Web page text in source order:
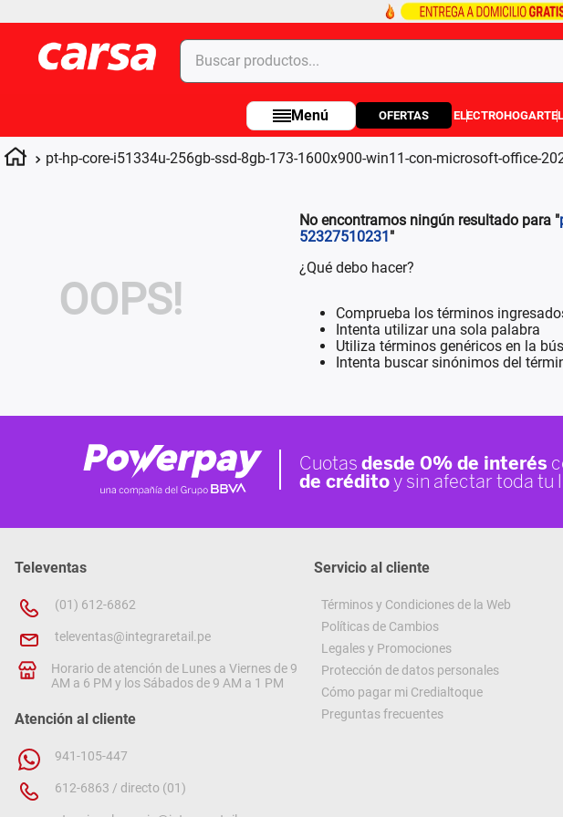
Buscar productos...
OFERTAS ELECTROHOGAR
pt-hp-core-i51334u-256gb-ssd-8gb-173-1600x900-win11-con-microsoft-office-
OOPS!
No encontramos ningún resultado para "
52327510231"
¿Qué debo hacer?
Comprueba los términos
Intenta utilizar una sola palabra
Utiliza términos genéricos en la
Intenta buscar sinónimos del
Televentas
(01) 612-6862
televentas@integraretail.pe
Horario de atención de Lunes a Viernes de 9
AM a 6 PM y los Sábados de 9 AM a 1 PM
Atención al cliente
941-105-447
612-6863 / directo (01)
Servicio al cliente
Términos y Condiciones de la Web
Políticas de Cambios
Legales y Promociones
Protección de datos personales
Cómo pagar mi Credialtoque
Preguntas frecuentes
Términos más buscados
1.
celulares